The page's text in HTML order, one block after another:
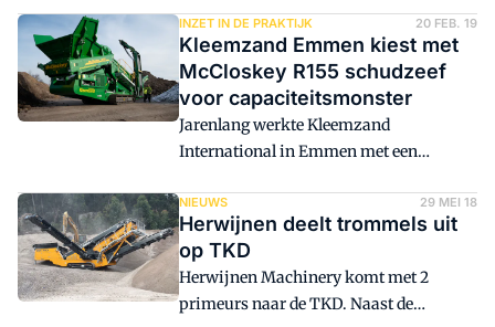
juni bij Bruins & Kwast Biomass
Management in Goor.
INZET IN DE PRAKTIJK 20 FEB. 19
Kleemzand Emmen kiest met
McCloskey R155 schudzeef
voor capaciteitsmonster
Jarenlang werkte Kleemzand
International in Emmen met een
te zeven, maar dit keer koos het bedrijf
weloverwogen voor een schudzeef. Na
demo's met diverse merken kwam voor
Kleemzand de schudzeef van McCloskey
als beste uit de bus.
NIEUWS 29 MEI 18
Herwijnen deelt trommels uit
op TKD
Herwijnen Machinery komt met 2
primeurs naar de TKD. Naast de